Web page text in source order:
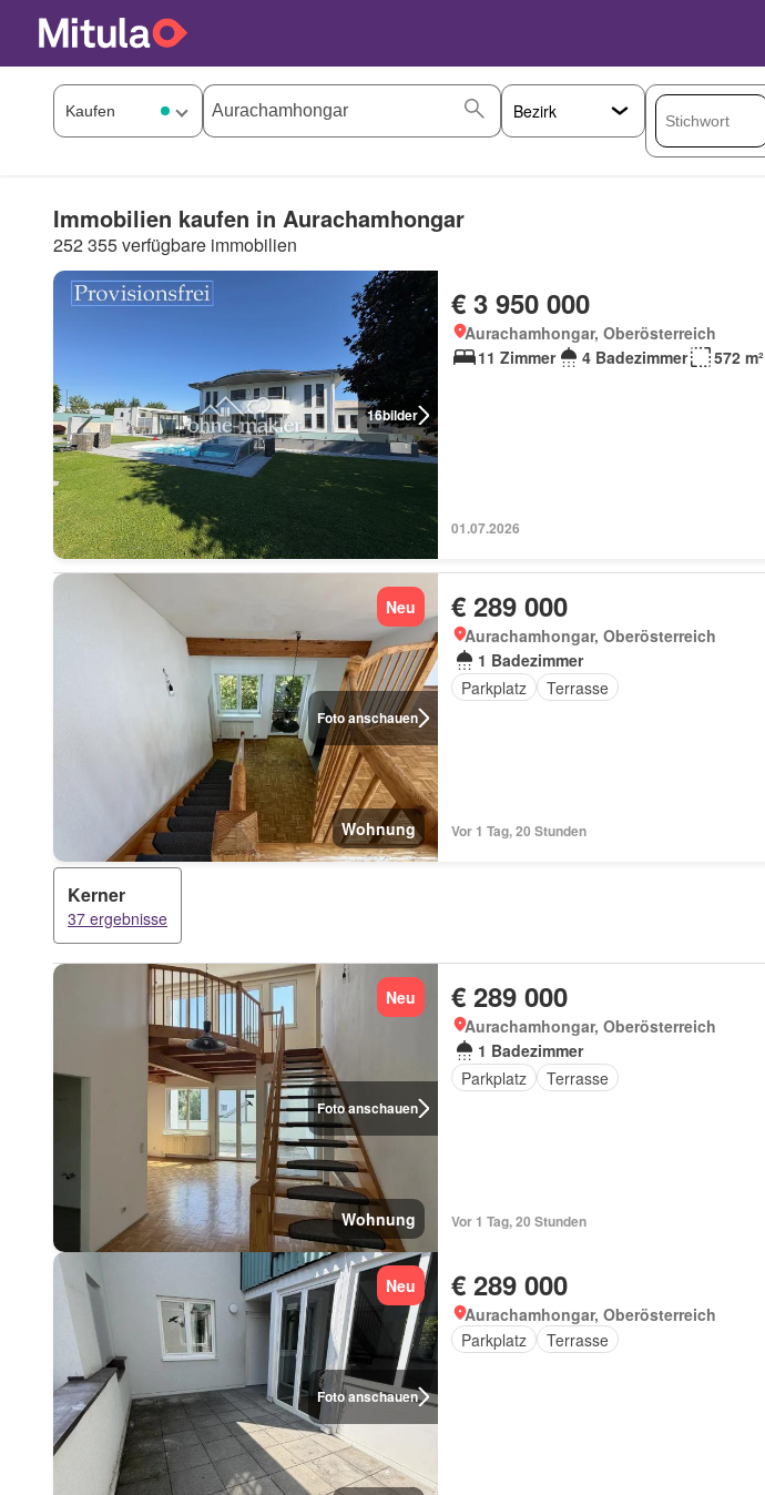
Immobilien kaufen in Aurachamhongar
252 355 verfügbare immobilien
16bilder
€ 3 950 000
Aurachamhongar, Oberösterreich
11 Zimmer
4 Badezimmer 572 m²
01.07.2026
Foto anschauen
Neu
Wohnung
€ 289 000
Aurachamhongar, Oberösterreich
1 Badezimmer
Parkplatz
Terrasse
Vor 1 Tag, 20 Stunden
Kerner
37 ergebnisse
Foto anschauen
Neu
Wohnung
€ 289 000
Aurachamhongar, Oberösterreich
1 Badezimmer
Parkplatz
Terrasse
Vor 1 Tag, 20 Stunden
Foto anschauen
Neu € 289 000
Aurachamhongar, Oberösterreich
Parkplatz
Terrasse